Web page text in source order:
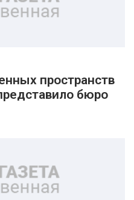
пространств
бюро